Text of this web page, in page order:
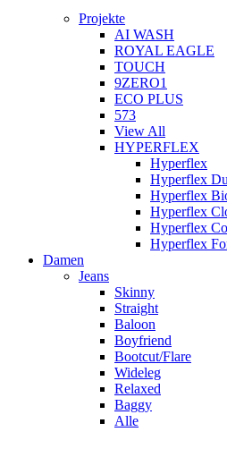
Projekte
AI WASH
ROYAL EAGLE
TOUCH
9ZERO1
ECO PLUS
573
View All
HYPERFLEX
Hyperflex
Hyperflex
Hyperflex
Hyperflex
Hyperflex
Hyperflex
Damen
Jeans
Skinny
Straight
Baloon
Boyfriend
Bootcut/Flare
Wideleg
Relaxed
Baggy
Alle